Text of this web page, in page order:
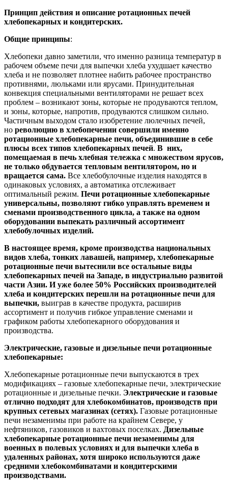
Принцип действия и описание ротационных печей
хлебопекарных и кондитерских.
Общие принципы:
Хлебопеки давно заметили, что именно разница температур в
рабочем объеме печи для выпечки хлеба ухудшает качество
хлеба и не позволяет плотнее набить рабочее пространство
противнями, люльками или ярусами. Принудительная
конвекция специальными вентиляторами не решает всех
проблем – возникают зоны, которые не продуваются теплом,
и зоны, которые, напротив, продуваются слишком сильно.
Частичным выходом стало изобретение люлечных печей,
но революцию в хлебопечении совершили именно
ротационные хлебопекарные печи, объединившие в себе
плюсы всех типов хлебопекарных печей. В них,
помещаемая в печь хлебная тележка с множеством ярусов,
не только обдувается тепловым вентилятором, но и
вращается сама. Все хлебобулочные изделия находятся в
одинаковых условиях, а автоматика отслеживает
оптимальный режим. Печи ротационные хлебопекарные
универсальны, позволяют гибко управлять временем и
сменами производственного цикла, а также на одном
оборудовании выпекать различный ассортимент
хлебобулочных изделий.
В настоящее время, кроме производства национальных
видов хлеба, тонких лавашей, например, хлебопекарные
ротационные печи вытеснили все остальные виды
хлебопекарных печей на Западе, в индустриально развитой
части Азии. И уже более 50% Российских производителей
хлеба и кондитерских перешли на ротационные печи для
выпечки, выиграв в качестве продукта, расширив
ассортимент и получив гибкое управление сменами и
графиком работы хлебопекарного оборудования и
производства.
Электрические, газовые и дизельные печи ротационные
хлебопекарные:
Хлебопекарные ротационные печи выпускаются в трех
модификациях – газовые хлебопекарные печи, электрические
ротационные и дизельные печки. Электрические и газовые
отлично подходят для хлебокомбинатов, производств при
крупных сетевых магазинах (сетях). Газовые ротационные
печи незаменимы при работе на крайнем Севере, у
нефтяников, газовиков и вахтовых поселках. Дизельные
хлебопекарные ротационные печи незаменимы для
военных в полевых условиях и для выпечки хлеба в
удаленных районах, хотя широко используются даже
средними хлебокомбинатами и кондитерскими
производствами.